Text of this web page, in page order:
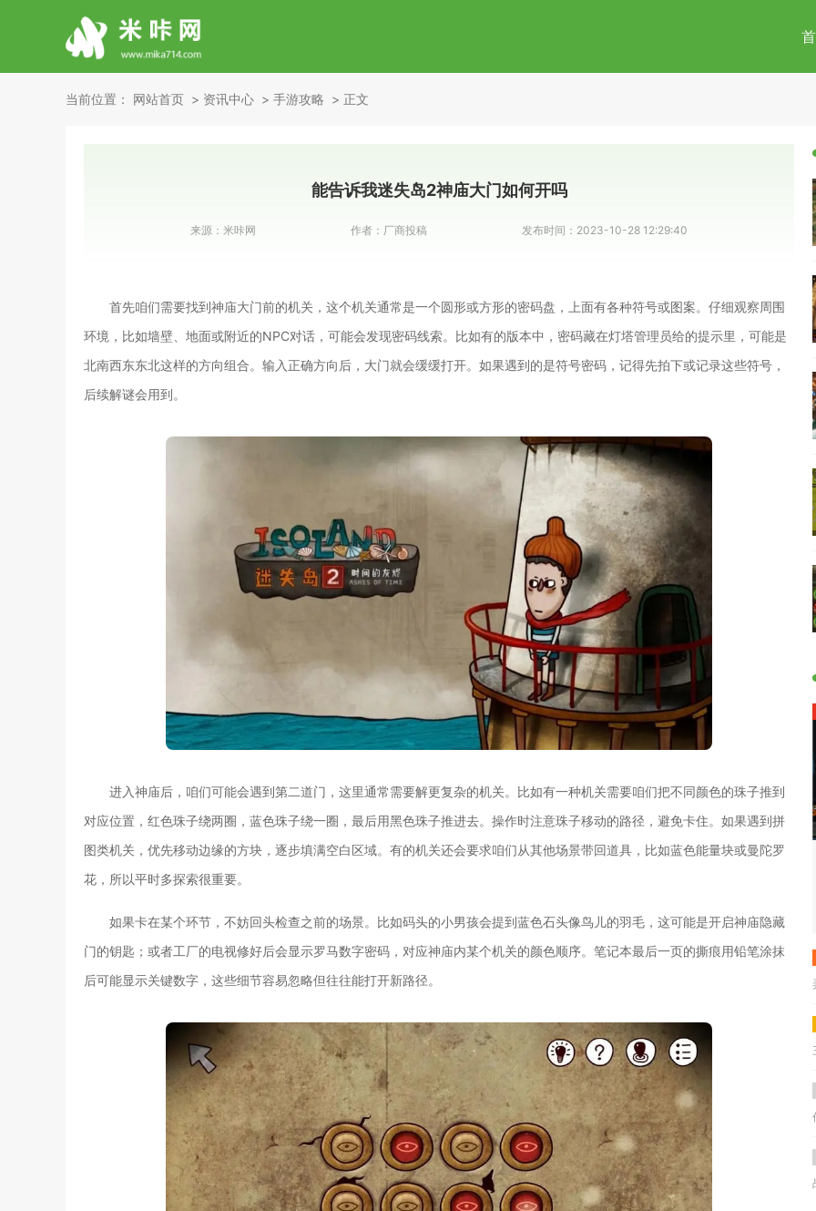
当前位置： 网站首页 资讯中心 手游攻略 正文
能告诉我迷失岛2神庙大门如何开吗
来源： 米咔网 作者： 厂商投稿 发布时间： 2023-10-28 12:29:40
首先咱们需要找到神庙大门前的机关，这个机关通常是一个圆形或方形的密码盘，上面有各种符号或图案。仔细观察周围
环境，比如墙壁、地面或附近的NPC对话，可能会发现密码线索。比如有的版本中，密码藏在灯塔管理员给的提示里，可能是
北南西东东北这样的方向组合。输入正确方向后，大门就会缓缓打开。如果遇到的是符号密码，记得先拍下或记录这些符号，
后续解谜会用到。
进入神庙后，咱们可能会遇到第二道门，这里通常需要解更复杂的机关。比如有一种机关需要咱们把不同颜色的珠子推到
对应位置，红色珠子绕两圈，蓝色珠子绕一圈，最后用黑色珠子推进去。操作时注意珠子移动的路径，避免卡住。如果遇到拼
图类机关，优先移动边缘的方块，逐步填满空白区域。有的机关还会要求咱们从其他场景带回道具，比如蓝色能量块或曼陀罗
花，所以平时多探索很重要。
如果卡在某个环节，不妨回头检查之前的场景。比如码头的小男孩会提到蓝色石头像鸟儿的羽毛，这可能是开启神庙隐藏
门的钥匙；或者工厂的电视修好后会显示罗马数字密码，对应神庙内某个机关的颜色顺序。笔记本最后一页的撕痕用铅笔涂抹
后可能显示关键数字，这些细节容易忽略但往往能打开新路径。